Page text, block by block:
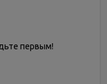
первым!